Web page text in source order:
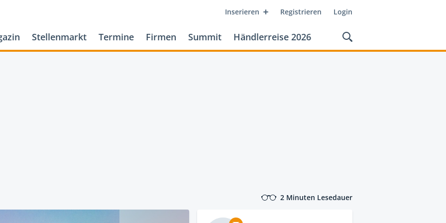
Inserieren Registrieren Login
Stellenmarkt Termine Firmen Summit Händlerreise 2026
2 Minuten Lesedauer